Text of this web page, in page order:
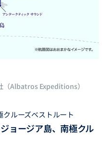
（Albatros Expeditions）
ルーズベストルート
ョージア島、南極クル